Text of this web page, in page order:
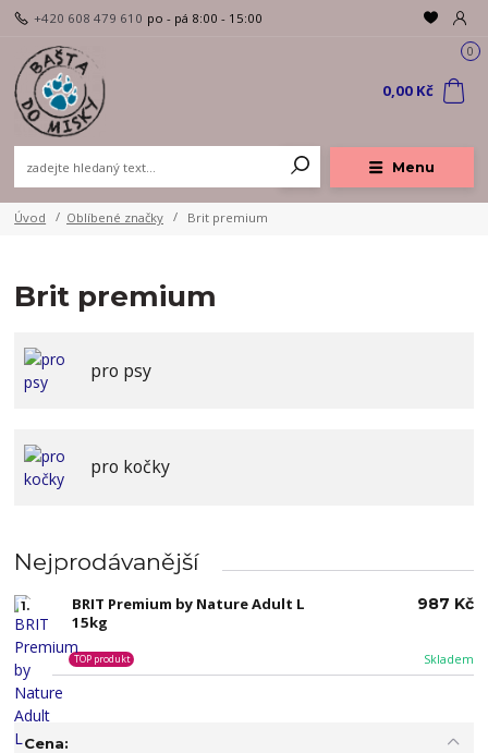
Menu
+420 608 479 610 po - pá 8:00 - 15:00
0
0,00 Kč
Úvod Oblíbené značky Brit premium
Brit premium
pro psy
pro kočky
Nejprodávanější
1.
BRIT Premium by Nature Adult L
15kg
Skladem
TOP produkt
987 Kč
Cena: